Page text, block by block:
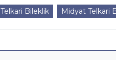
Telkari Bileklik Midyat Telkari